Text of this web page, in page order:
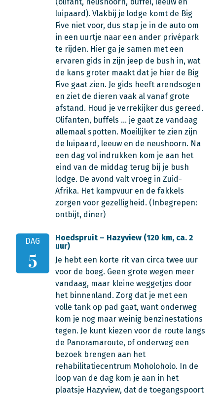
luipaard). Vlakbij je lodge komt de Big
Five niet voor, dus stap je in de auto om
in een uurtje naar een ander privépark
te rijden. Hier ga je samen met een
ervaren gids in zijn jeep de bush in, wat
de kans groter maakt dat je hier de Big
Five gaat zien. Je gids heeft arendsogen
en ziet de dieren vaak al vanaf grote
afstand. Houd je verrekijker dus gereed.
Olifanten, buffels … je gaat ze vandaag
allemaal spotten. Moeilijker te zien zijn
de luipaard, leeuw en de neushoorn. Na
een dag vol indrukken kom je aan het
eind van de middag terug bij je bush
lodge. De avond valt vroeg in Zuid-
Afrika. Het kampvuur en de fakkels
zorgen voor gezelligheid. (Inbegrepen:
ontbijt, diner)
DAG
5
Hoedspruit – Hazyview (120 km, ca. 2
uur)
Je hebt een korte rit van circa twee uur
voor de boeg. Geen grote wegen meer
vandaag, maar kleine weggetjes door
het binnenland. Zorg dat je met een
volle tank op pad gaat, want onderweg
kom je nog maar weinig benzinestations
tegen. Je kunt kiezen voor de route langs
de Panoramaroute, of onderweg een
bezoek brengen aan het
rehabilitatiecentrum Moholoholo. In de
loop van de dag kom je aan in het
plaatsje Hazyview, dat de toegangspoort